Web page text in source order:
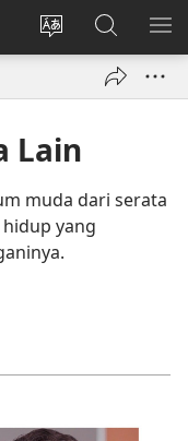
Tukar
bahasa
Log
Masuk
Cari
JW.ORG
Lain
muda dari serata
yang